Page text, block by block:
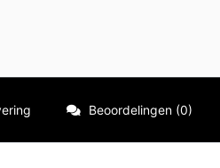
Beoordelingen (0)